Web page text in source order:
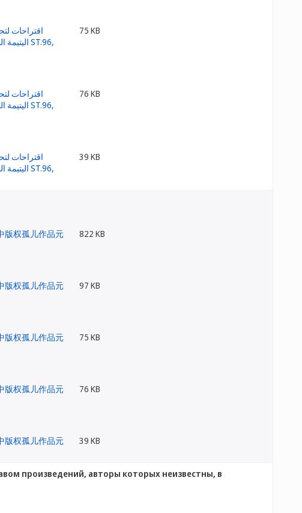
75 KB
76 KB
39 KB
822 KB
97 KB
75 KB
76 KB
39 KB
произведений, авторы которых неизвестны, в